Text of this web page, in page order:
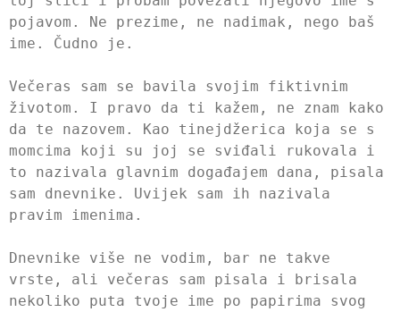
pojavom. Ne prezime, ne nadimak, nego baš
ime. Čudno je.
Večeras sam se bavila svojim fiktivnim
životom. I pravo da ti kažem, ne znam kako
da te nazovem. Kao tinejdžerica koja se s
momcima koji su joj se sviđali rukovala i
to nazivala glavnim događajem dana, pisala
sam dnevnike. Uvijek sam ih nazivala
pravim imenima.
Dnevnike više ne vodim, bar ne takve
vrste, ali večeras sam pisala i brisala
nekoliko puta tvoje ime po papirima svog